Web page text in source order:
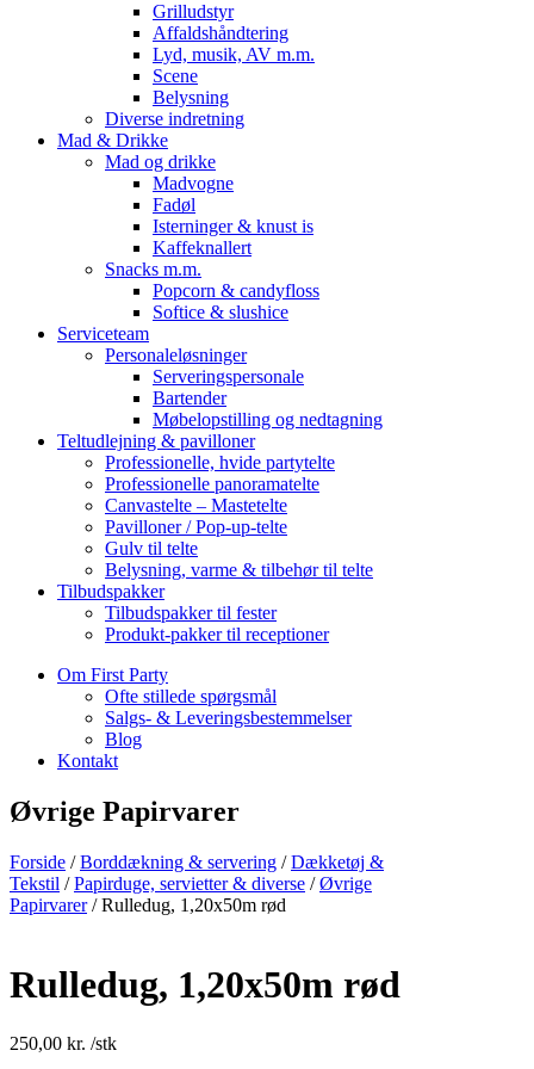
Grilludstyr
Affaldshåndtering
Lyd, musik, AV m.m.
Scene
Belysning
Diverse indretning
Mad & Drikke
Mad og drikke
Madvogne
Fadøl
Isterninger & knust is
Kaffeknallert
Snacks m.m.
Popcorn & candyfloss
Softice & slushice
Serviceteam
Personaleløsninger
Serveringspersonale
Bartender
Møbelopstilling og nedtagning
Teltudlejning & pavilloner
Professionelle, hvide partytelte
Professionelle panoramatelte
Canvastelte – Mastetelte
Pavilloner / Pop-up-telte
Gulv til telte
Belysning, varme & tilbehør til telte
Tilbudspakker
Tilbudspakker til fester
Produkt-pakker til receptioner
Om First Party
Ofte stillede spørgsmål
Salgs- & Leveringsbestemmelser
Blog
Kontakt
Øvrige Papirvarer
Forside /Borddækning & servering /Dækketøj &
Tekstil /Papirduge, servietter & diverse /Øvrige
Papirvarer/ Rulledug, 1,20x50m rød
Rulledug, 1,20x50m rød
250,00 kr. /stk